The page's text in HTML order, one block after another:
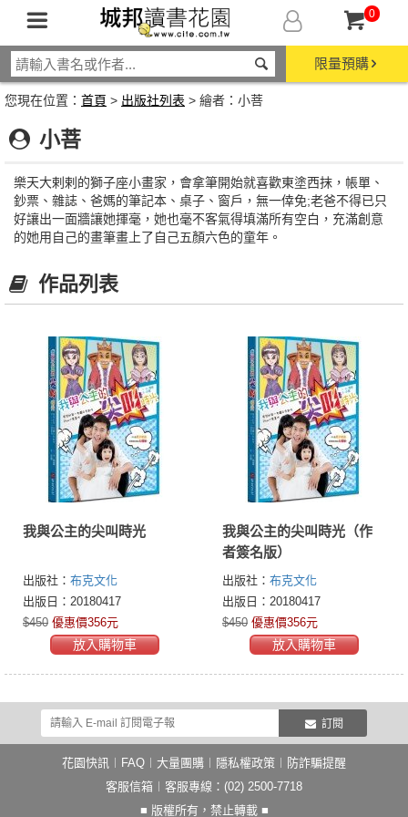
0
限量預購
您現在位置： 首頁 > 出版社列表 > 繪者：小菩
小菩
樂天大剌剌的獅子座小畫家，會拿筆開始就喜歡東塗西抹，帳單、
鈔票、雜誌、爸媽的筆記本、桌子、窗戶，無一倖免;老爸不得已只
好讓出一面牆讓她揮毫，她也毫不客氣得填滿所有空白，充滿創意
的她用自己的畫筆畫上了自己五顏六色的童年。
作品列表
我與公主的尖叫時光
出版社： 布克文化
出版日：20180417
$450 優惠價356元
放入購物車
我與公主的尖叫時光（作
者簽名版）
出版社： 布克文化
出版日：20180417
$450 優惠價356元
放入購物車
訂閱
花園快訊 FAQ 大量團購 隱私權政策
防詐騙提醒
客服信箱 ︱客服專線：(02) 2500-7718
■ 版權所有，禁止轉載 ■